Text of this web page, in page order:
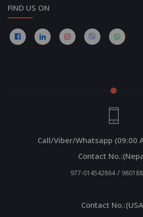
FIND US ON
Call/Viber/Whatsapp (09:00
Contact
977-014542864/
Contact